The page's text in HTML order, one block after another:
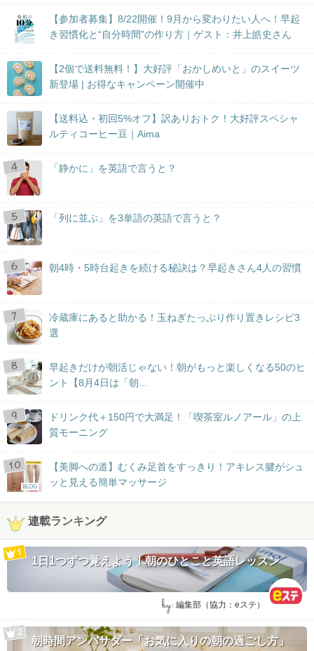
【参加者募集】8/22開催！9月から変わりたい人へ！早起
き習慣化と“自分時間”の作り方｜ゲスト：井上皓史さん
【2個で送料無料！】大好評「おかしめいと」のスイーツ
新登場 | お得なキャンペーン開催中
【送料込・初回5%オフ】訳ありおトク！大好評スペシャ
ルティコーヒー豆｜Aima
「静かに」を英語で言うと？
「列に並ぶ」を3単語の英語で言うと？
朝4時・5時台起きを続ける秘訣は？早起きさん4人の習慣
冷蔵庫にあると助かる！玉ねぎたっぷり作り置きレシピ3
選
早起きだけが朝活じゃない！朝がもっと楽しくなる50のヒ
ント【8月4日は「朝...
ドリンク代＋150円で大満足！「喫茶室ルノアール」の上
質モーニング
BLOG
【美脚への道】むくみ足首をすっきり！アキレス腱がシュ
ッと見える簡単マッサージ
連載ランキング
1日1つずつ覚えよう！朝のひとこと英語レッスン
by: 編集部（協力：eステ）
朝時間アンバサダー「お気に入りの朝の過ごし方」